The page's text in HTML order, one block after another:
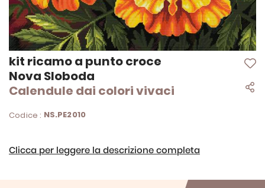
kit ricamo a punto croce
Nova Sloboda
Calendule dai colori vivaci
Codice : NS.PE2010
Clicca per leggere la descrizione completa
Vai
all'inizio
della
galleria
immagini